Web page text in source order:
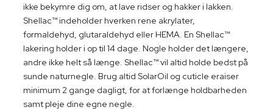
ikke bekymre dig om, at lave ridser og hakker i lakken.
Shellac™ indeholder hverken rene akrylater,
formaldehyd, glutaraldehyd eller HEMA. En Shellac™
lakering holder i op til 14 dage. Nogle holder det længere,
andre ikke helt så længe. Shellac™ vil altid holde bedst på
sunde naturnegle. Brug altid SolarOil og cuticle eraiser
minimum 2 gange dagligt, for at forlænge holdbarheden
samt pleje dine egne negle.